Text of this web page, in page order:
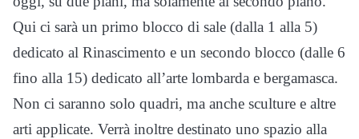
Qui ci sarà un primo blocco di sale (dalla 1 alla 5)
dedicato al Rinascimento e un secondo blocco (dalle 6
fino alla 15) dedicato all’arte lombarda e bergamasca.
Non ci saranno solo quadri, ma anche sculture e altre
arti applicate. Verrà inoltre destinato uno spazio alla